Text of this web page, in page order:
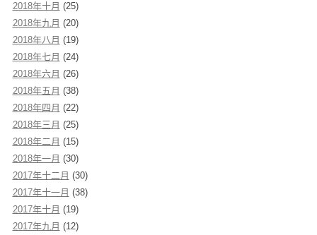
2018年十月 (25)
2018年九月 (20)
2018年八月 (19)
2018年七月 (24)
2018年六月 (26)
2018年五月 (38)
2018年四月 (22)
2018年三月 (25)
2018年二月 (15)
2018年一月 (30)
2017年十二月 (30)
2017年十一月 (38)
2017年十月 (19)
2017年九月 (12)